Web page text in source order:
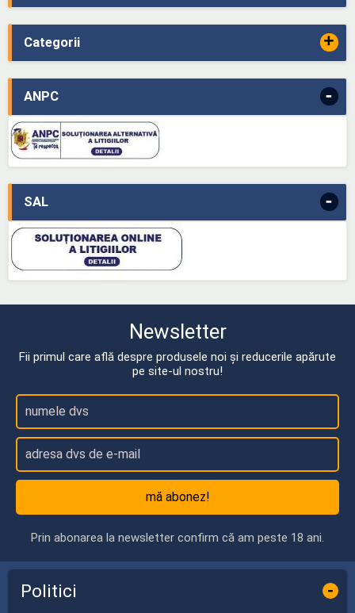
Categorii +
ANPC -
SAL -
Newsletter
Fii primul care află despre produsele noi și reducerile apărute
pe site-ul nostru!
mă abonez!
Prin abonarea la newsletter confirm că am peste 18 ani.
Politici -